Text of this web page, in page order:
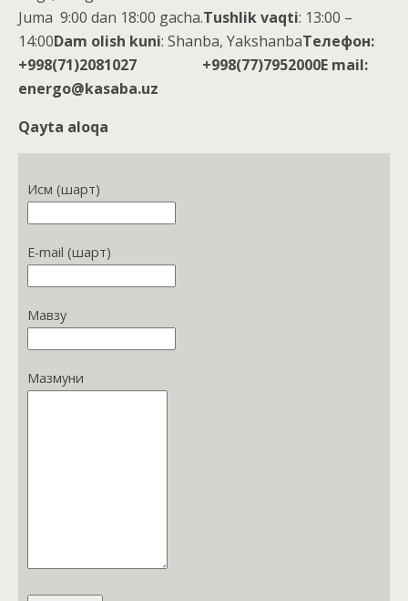
Juma 9:00 dan 18:00 gacha.Tushlik vaqti: 13:00 –
14:00Dam olish kuni: Shanba, YakshanbaТелефон:
+998(71)2081027 +998(77)7952000E mail:
energo@kasaba.uz
Qayta aloqa
Исм (шарт)
E-mail (шарт)
Мавзу
Мазмуни